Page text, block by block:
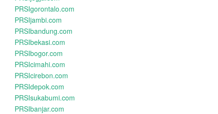
PRSIgorontalo.com
PRSIjambi.com
PRSIbandung.com
PRSIbekasi.com
PRSIbogor.com
PRSIcimahi.com
PRSIcirebon.com
PRSIdepok.com
PRSIsukabumi.com
PRSIbanjar.com